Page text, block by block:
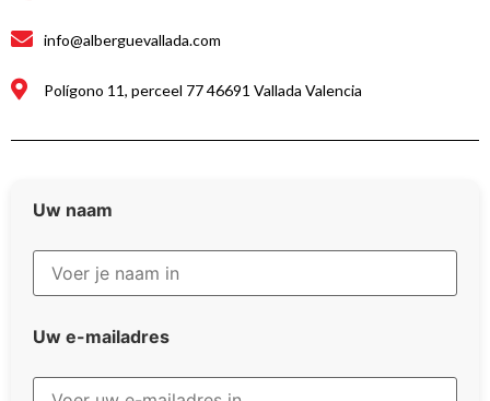
info@alberguevallada.com
Polígono 11, perceel 77 46691 Vallada Valencia
Uw naam
Uw e-mailadres